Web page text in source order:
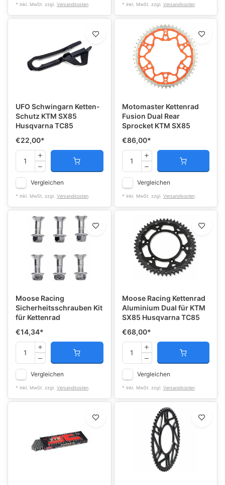
* Inkl. MwSt. zzgl. Versandkosten * Inkl. MwSt. zzgl. Versandkosten
UFO Schwingarn Ketten-
Schutz KTM SX85
Husqvarna TC85
€22,00*
Vergleichen
* Inkl. MwSt. zzgl. Versandkosten
Motomaster Kettenrad
Fusion Dual Rear
Sprocket KTM SX85
€86,00*
Vergleichen
* Inkl. MwSt. zzgl. Versandkosten
Moose Racing
Sicherheitsschrauben Kit
für Kettenrad
€14,34*
Vergleichen
* Inkl. MwSt. zzgl. Versandkosten
Moose Racing Kettenrad
Aluminium Dual für KTM
SX85 Husqvarna TC85
€68,00*
Vergleichen
* Inkl. MwSt. zzgl. Versandkosten